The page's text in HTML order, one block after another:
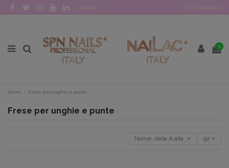
Home Wishlist (
0
Home Frese per unghie e punte
Frese per unghie e punte
Nome, dalla A alla Z 92